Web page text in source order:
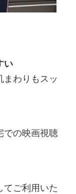
い
まわりもスッ
での映画視聴
てご利用いた